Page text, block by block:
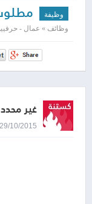
وظيفة
وظائف » عمال -
غير محدد
29/10/2015 12:28 صباحاً